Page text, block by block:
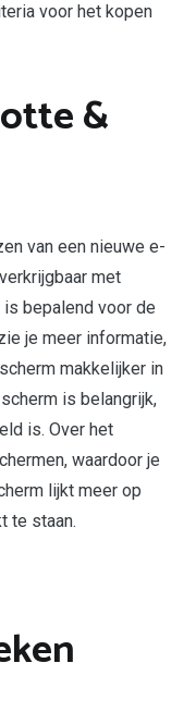
voor het kopen
&
van een nieuwe e-
met
bepalend voor de
je meer informatie,
makkelijker in
is belangrijk,
is. Over het
waardoor je
lijkt meer op
te staan.